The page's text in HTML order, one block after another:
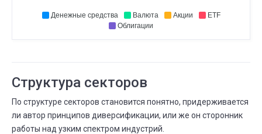
13 НОЯБ.
80 ⟶
23 ДЕК.
88 8 (+10,0%)
13 Всего сделок
09 НОЯБ.
77 ⟶
13 НОЯБ.
80 3 (+3,9%)
Денежные средства Валюта Акции
ETF
Облигации
Структура секторов
По структуре секторов становится понятно, придерживается
ли автор принципов диверсификации, или же он сторонник
работы над узким спектром индустрий.